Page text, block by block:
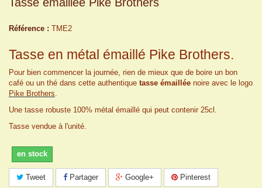
Référence : TME2
Tasse en métal émaillé Pike Brothers.
Pour bien commencer la journée, rien de mieux que de boire un bon
café ou un thé dans cette authentique tasse émaillée noire avec le logo
Pike Brothers
Une tasse robuste 100% métal émaillé qui peut contenir 25cl.
Tasse vendue à l'unité.
en stock
Tweet Partager Google+ Pinterest